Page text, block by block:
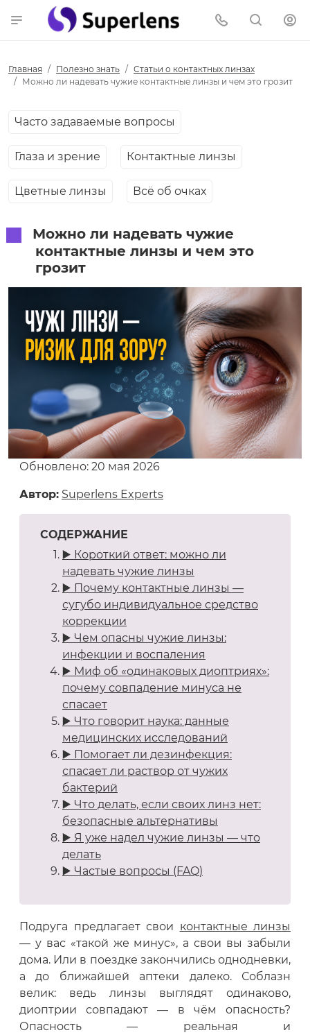
Главная Полезно знать
Статьи о контактных линзах
Можно ли надевать чужие контактные линзы и чем это грозит
Часто задаваемые вопросы
Глаза и зрение Контактные линзы
Цветные линзы Всё об очках
Можно ли надевать чужие
контактные линзы и чем это
грозит
Обновлено: 20 мая 2026
Автор: Superlens Experts
СОДЕРЖАНИЕ
▶️ Короткий ответ: можно ли
надевать чужие линзы
▶️ Почему контактные линзы —
сугубо индивидуальное средство
коррекции
▶️ Чем опасны чужие линзы:
инфекции и воспаления
▶️ Миф об «одинаковых диоптриях»:
почему совпадение минуса не
спасает
▶️ Что говорит наука: данные
медицинских исследований
▶️ Помогает ли дезинфекция:
спасает ли раствор от чужих
бактерий
▶️ Что делать, если своих линз нет:
безопасные альтернативы
▶️ Я уже надел чужие линзы — что
делать
▶️ Частые вопросы (FAQ)
Подруга предлагает свои контактные линзы
— у вас «такой же минус», а свои вы забыли
дома. Или в поездке закончились однодневки,
а до ближайшей аптеки далеко. Соблазн
велик: ведь линзы выглядят одинаково,
диоптрии совпадают — в чём опасность?
Опасность — реальная и